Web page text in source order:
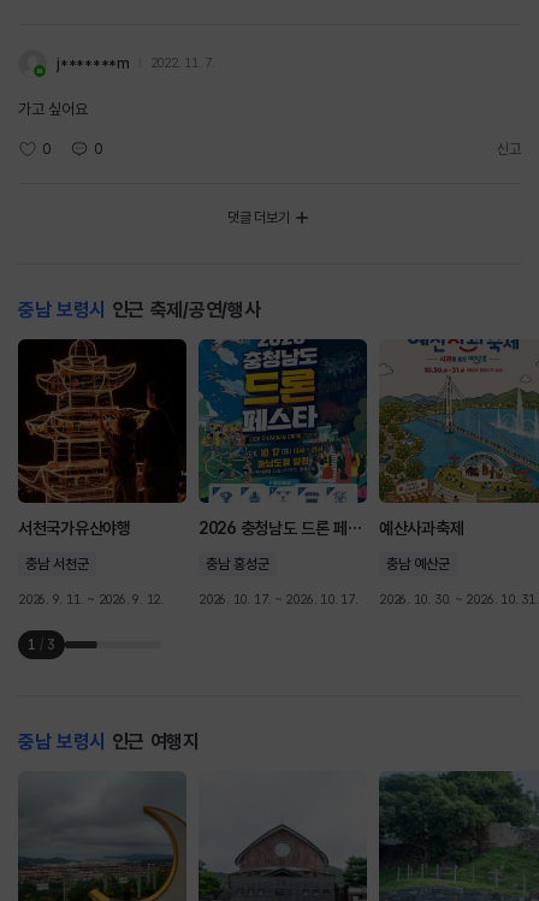
j*******m 2022. 11. 7.
가고 싶어요
0 0 신고
댓글 더보기
충남 보령시 인근 축제/공연/행사
서천국가유산야행
충남 서천군
2026. 9. 11. ~ 2026. 9. 12.
2026 충청남도 드론 페스타
충남 홍성군
2026. 10. 17. ~ 2026. 10. 17.
예산사과축제
충남 예산군
2026. 10. 30. ~ 2026. 10. 31.
1 / 3
충남 보령시 인근 여행지